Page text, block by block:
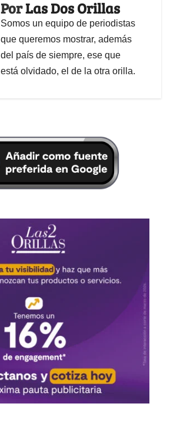
PorLas Dos Orillas
Somos un equipo de periodistas
que queremos mostrar, además
del país de siempre, ese que
está olvidado, el de la otra orilla.